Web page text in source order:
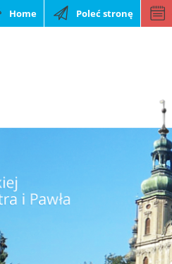
Poleć stronę
Home